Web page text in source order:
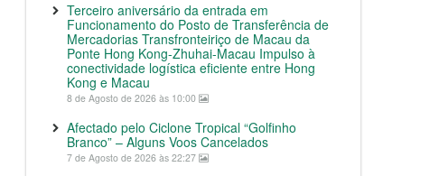
Terceiro aniversário da entrada em
Funcionamento do Posto de Transferência de
Mercadorias Transfronteiriço de Macau da
Ponte Hong Kong-Zhuhai-Macau Impulso à
conectividade logística eficiente entre Hong
Kong e Macau
8 de Agosto de 2026 às 10:00
Afectado pelo Ciclone Tropical “Golfinho
Branco” – Alguns Voos Cancelados
7 de Agosto de 2026 às 22:27